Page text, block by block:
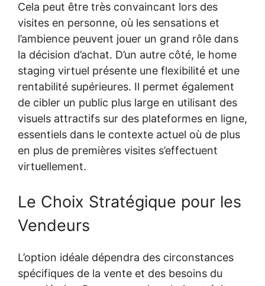
Cela peut être très convaincant lors des
visites en personne, où les sensations et
l’ambience peuvent jouer un grand rôle dans
la décision d’achat. D’un autre côté, le home
staging virtuel présente une flexibilité et une
rentabilité supérieures. Il permet également
de cibler un public plus large en utilisant des
visuels attractifs sur des plateformes en ligne,
essentiels dans le contexte actuel où de plus
en plus de premières visites s’effectuent
virtuellement.
Le Choix Stratégique pour les
Vendeurs
L’option idéale dépendra des circonstances
spécifiques de la vente et des besoins du